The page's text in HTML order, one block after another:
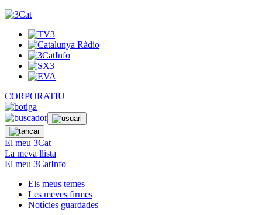
CORPORATIU
El meu 3Cat
La meva llista
El meu 3CatInfo
Els meus temes
Les meves firmes
Notícies guardades